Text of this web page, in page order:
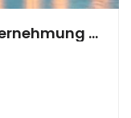
Geschwister Balter Bauunternehmung GmbH